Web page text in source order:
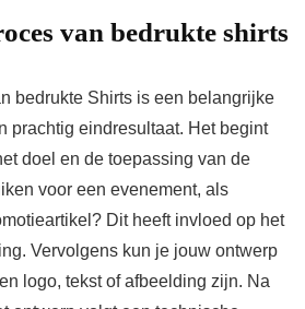
van bedrukte shirts
bedrukte Shirts is een belangrijke
prachtig eindresultaat. Het begint
doel en de toepassing van de
voor een evenement, als
Dit heeft invloed op het
Vervolgens kun je jouw ontwerp
logo, tekst of afbeelding zijn. Na